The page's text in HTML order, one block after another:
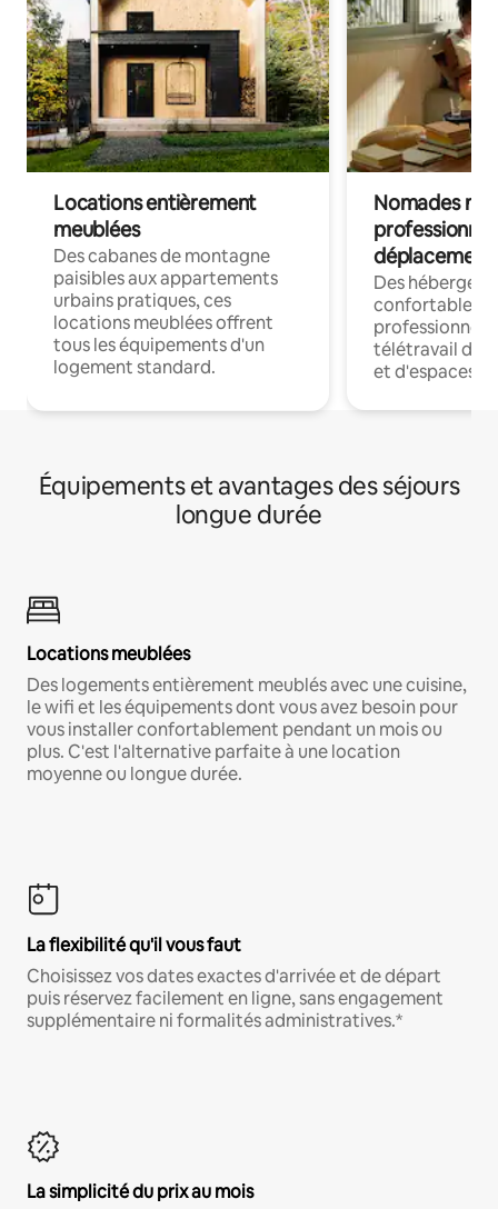
Locations entièrement
meublées
Des cabanes de montagne
paisibles aux appartements
urbains pratiques, ces
locations meublées offrent
tous les équipements d'un
logement standard.
Nomades
déplacement
Des
confortables
professionnels
télétravail
et d'espaces
Équipements et avantages des séjours
longue durée
Locations meublées
Des logements entièrement meublés avec une cuisine,
le wifi et les équipements dont vous avez besoin pour
vous installer confortablement pendant un mois ou
plus. C'est l'alternative parfaite à une location
moyenne ou longue durée.
La flexibilité qu'il vous faut
Choisissez vos dates exactes d'arrivée et de départ
puis réservez facilement en ligne, sans engagement
supplémentaire ni formalités administratives.*
La simplicité du prix au mois